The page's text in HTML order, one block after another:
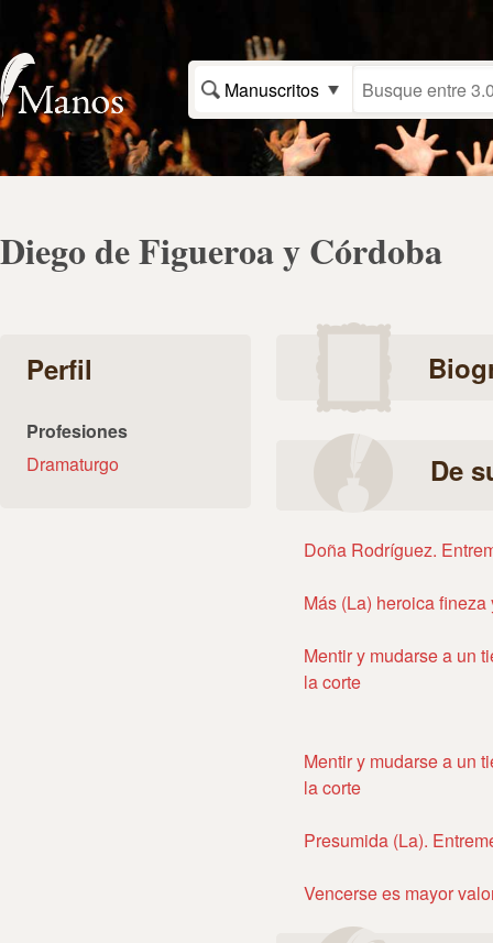
Manuscritos
Diego de Figueroa y Córdoba
Perfil
Profesiones
Dramaturgo
De
Doña Rodríguez.
Más (La) heroica
Mentir y mudarse a un
la corte
Mentir y mudarse a un
la corte
Presumida (La).
Vencerse es mayor